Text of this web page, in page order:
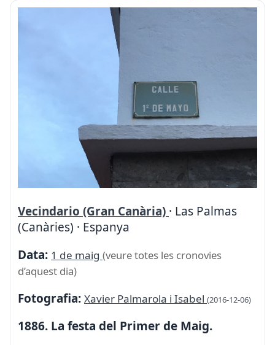
Vecindario (Gran Canària) · Las Palmas
(Canàries) · Espanya
Data: 1 de maig (veure totes les cronovies
d’aquest dia)
Fotografia: Xavier Palmarola i Isabel (2016-12-06)
1886. La festa del Primer de Maig.